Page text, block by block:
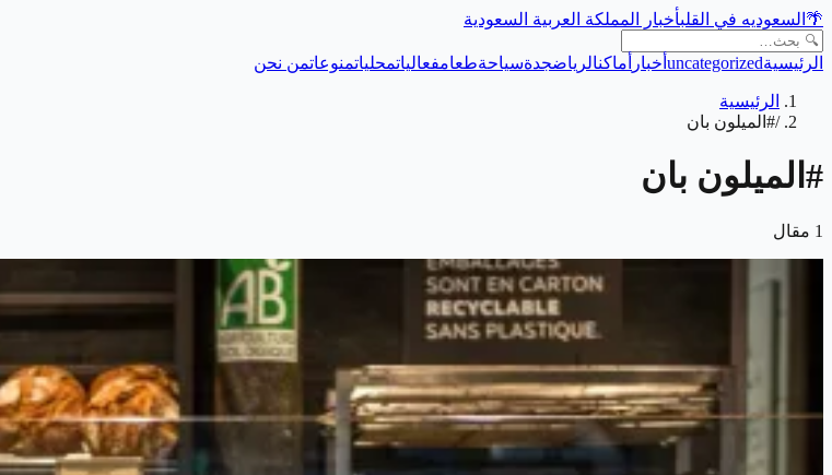
🌴 السعوديه في القلبأخبار المملكة العربية السعودية
الرئيسيةuncategorized أخبار أماكنالرياضجدةسياحةطعامفعالياتمحلياتمنوعاتمن نحن
الرئيسية
/#الميلون بان
# الميلون بان
1 مقال